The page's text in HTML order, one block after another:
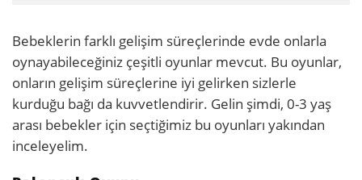
Bebeklerin farklı gelişim süreçlerinde evde onlarla
oynayabileceğiniz çeşitli oyunlar mevcut. Bu oyunlar,
onların gelişim süreçlerine iyi gelirken sizlerle
kurduğu bağı da kuvvetlendirir. Gelin şimdi, 0-3 yaş
arası bebekler için seçtiğimiz bu oyunları yakından
inceleyelim.